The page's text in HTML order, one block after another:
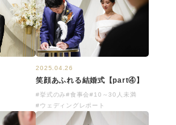
2025.04.26
笑顔あふれる結婚式【part④】
#挙式のみ#食事会#10～30人未満
#ウェディングレポート